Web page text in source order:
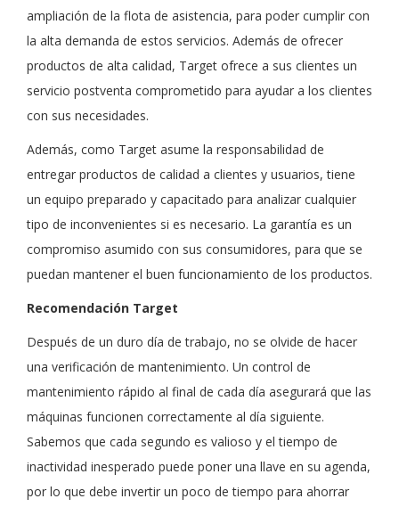
ampliación de la flota de asistencia, para poder cumplir con
la alta demanda de estos servicios. Además de ofrecer
productos de alta calidad, Target ofrece a sus clientes un
servicio postventa comprometido para ayudar a los clientes
con sus necesidades.
Además, como Target asume la responsabilidad de
entregar productos de calidad a clientes y usuarios, tiene
un equipo preparado y capacitado para analizar cualquier
tipo de inconvenientes si es necesario. La garantía es un
compromiso asumido con sus consumidores, para que se
puedan mantener el buen funcionamiento de los productos.
Recomendación Target
Después de un duro día de trabajo, no se olvide de hacer
una verificación de mantenimiento. Un control de
mantenimiento rápido al final de cada día asegurará que las
máquinas funcionen correctamente al día siguiente.
Sabemos que cada segundo es valioso y el tiempo de
inactividad inesperado puede poner una llave en su agenda,
por lo que debe invertir un poco de tiempo para ahorrar